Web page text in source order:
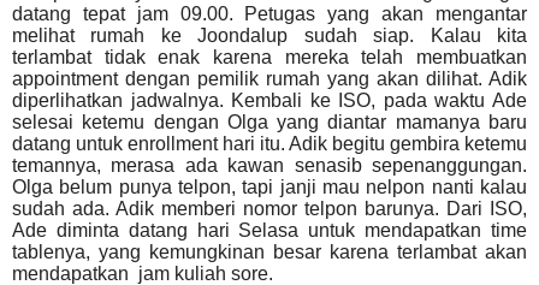
datang tepat jam 09.00. Petugas yang akan mengantar
melihat rumah ke Joondalup sudah siap. Kalau kita
terlambat tidak enak karena mereka telah membuatkan
appointment dengan pemilik rumah yang akan dilihat. Adik
diperlihatkan jadwalnya. Kembali ke ISO, pada waktu Ade
selesai ketemu dengan Olga yang diantar mamanya baru
datang untuk enrollment hari itu. Adik begitu gembira ketemu
temannya, merasa ada kawan senasib sepenanggungan.
Olga belum punya telpon, tapi janji mau nelpon nanti kalau
sudah ada. Adik memberi nomor telpon barunya. Dari ISO,
Ade diminta datang hari Selasa untuk mendapatkan time
tablenya, yang kemungkinan besar karena terlambat akan
mendapatkan jam kuliah sore.